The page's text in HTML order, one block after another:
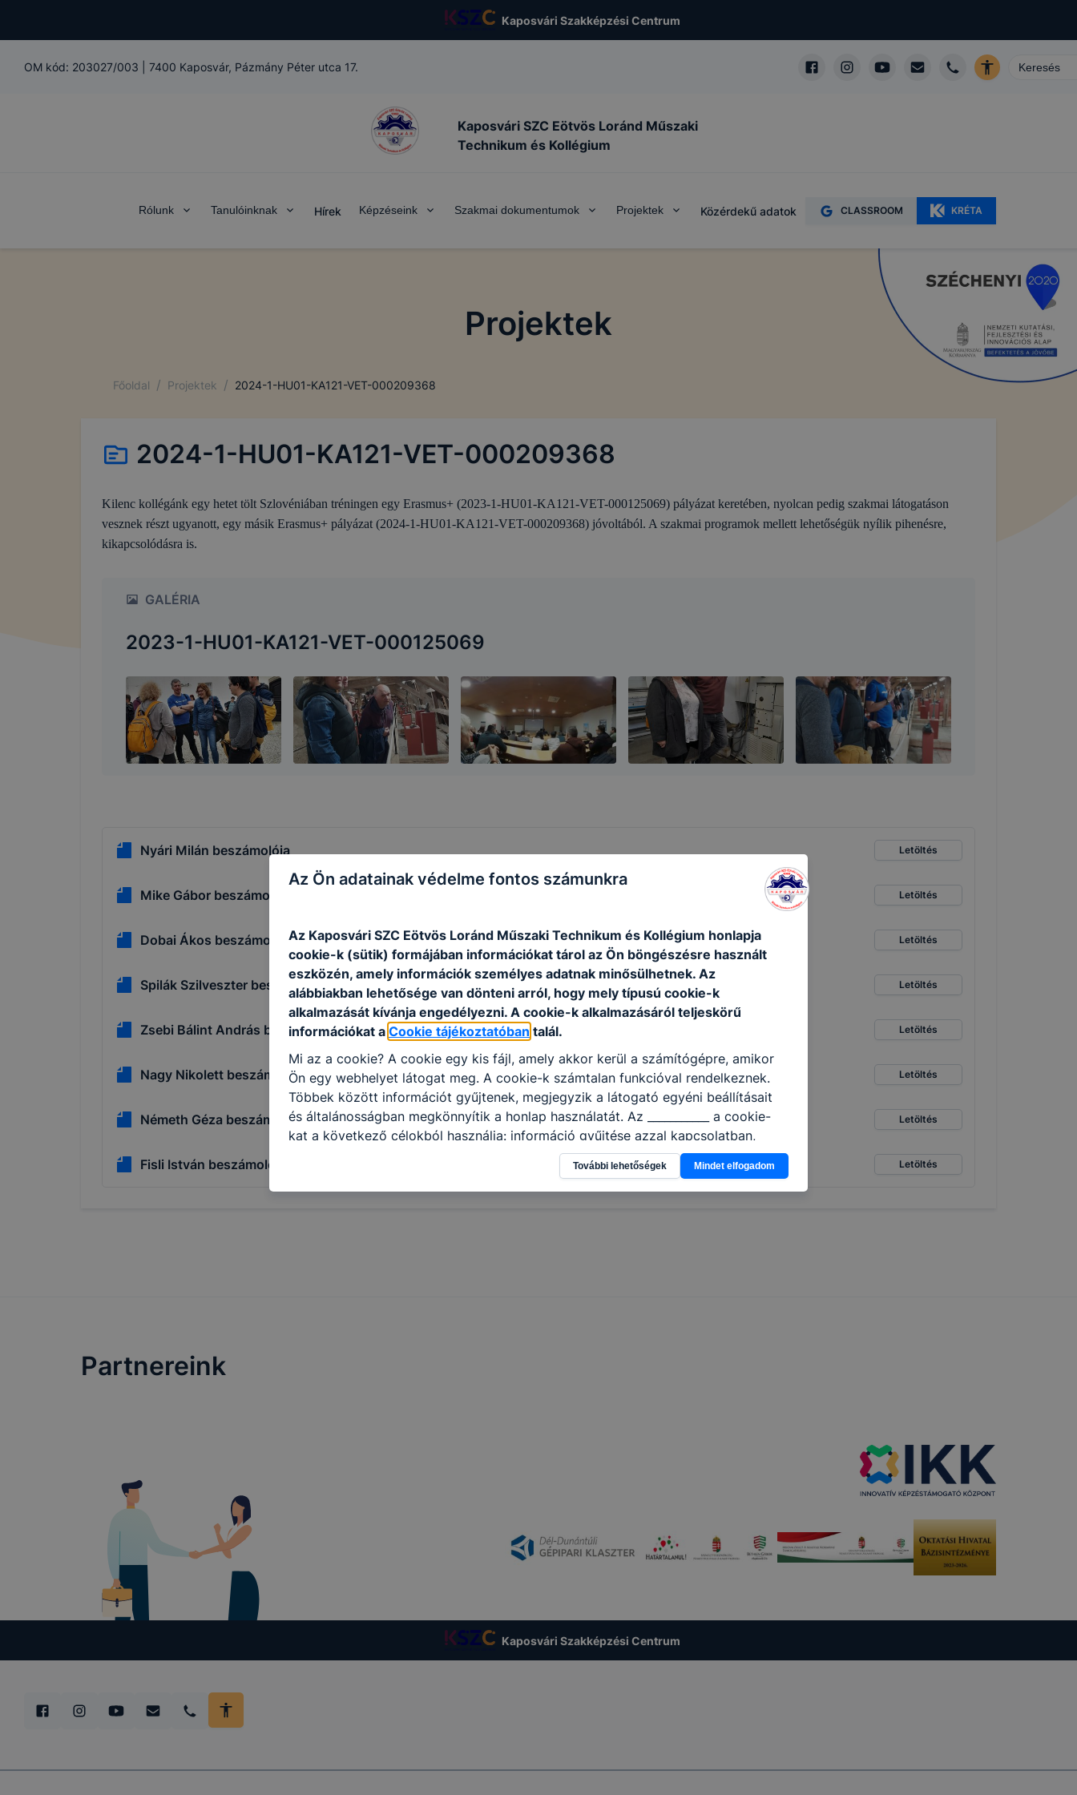
Kaposvári Szakképzési Centrum
OM kód: 203027/003 7400 Kaposvár, Pázmány Péter utca 17.
Kaposvári SZC Eötvös Loránd Műszaki
Technikum és Kollégium
Rólunk Tanulóinknak Hírek Képzéseink Szakmai dokumentumok Projektek Közérdekű adatok CLASSROOM KRÉTA
Projektek
Főoldal / Projektek / 2024-1-HU01-KA121-VET-000209368
2024-1-HU01-KA121-VET-000209368
Kilenc kollégánk egy hetet tölt Szlovéniában tréningen egy Erasmus+ (2023-1-HU01-KA121-VET-000125069) pályázat keretében, nyolcan pedig szakmai látogatáson
vesznek részt ugyanott, egy másik Erasmus+ pályázat (2024-1-HU01-KA121-VET-000209368) jóvoltából. A szakmai programok mellett lehetőségük nyílik pihenésre,
kikapcsolódásra is.
GALÉRIA
2023-1-HU01-KA121-VET-000125069
Nyári Milán beszámolója Letöltés
Mike Gábor beszámolója Letöltés
Dobai Ákos beszámolója Letöltés
Spilák Szilveszter beszámolója Letöltés
Zsebi Bálint András beszámolója Letöltés
Nagy Nikolett beszámolója Letöltés
Németh Géza beszámolója Letöltés
Fisli István beszámolója Letöltés
Partnereink
Kaposvári Szakképzési Centrum
Az Ön adatainak védelme fontos számunkra
Az Kaposvári SZC Eötvös Loránd Műszaki Technikum és Kollégium honlapja
cookie-k (sütik) formájában információkat tárol az Ön böngészésre használt
eszközén, amely információk személyes adatnak minősülhetnek. Az
alábbiakban lehetősége van dönteni arról, hogy mely típusú cookie-k
alkalmazását kívánja engedélyezni. A cookie-k alkalmazásáról teljeskörű
információkat a Cookie tájékoztatóban talál.
Mi az a cookie? A cookie egy kis fájl, amely akkor kerül a számítógépre, amikor
Ön egy webhelyet látogat meg. A cookie-k számtalan funkcióval rendelkeznek.
Többek között információt gyűjtenek, megjegyzik a látogató egyéni beállításait
és általánosságban megkönnyítik a honlap használatát. Az ___________ a cookie-
kat a következő célokból használja: információ gyűjtése azzal kapcsolatban,
hogyan használja Ön a honlapot -annak felmérésével, hogy a honlap melyik
részeit látogatja, vagy használja leginkább, így megtudhatjuk, hogyan
biztosítsunk Önnek még jobb felhasználói élményt, ha ismét meglátogatja
További lehetőségek Mindet elfogadom